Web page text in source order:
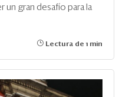
un gran desafío para la
Lectura de 1 min